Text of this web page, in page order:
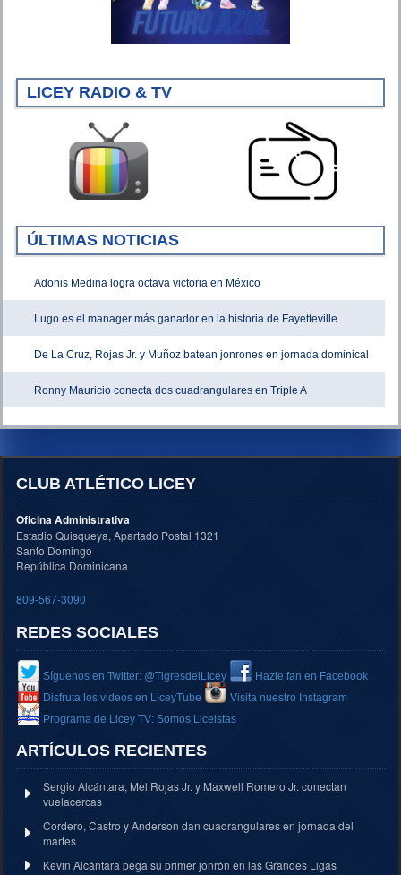
LICEY RADIO & TV
ÚLTIMAS NOTICIAS
Adonis Medina logra octava victoria en México
Lugo es el manager más ganador en la historia de Fayetteville
De La Cruz, Rojas Jr. y Muñoz batean jonrones en jornada dominical
Ronny Mauricio conecta dos cuadrangulares en Triple A
CLUB ATLÉTICO LICEY
Oficina Administrativa
Estadio Quisqueya, Apartado Postal 1321
Santo Domingo
República Dominicana
809-567-3090
REDES SOCIALES
Síguenos en Twitter: @TigresdelLicey
Hazte fan en Facebook
Disfruta los videos en LiceyTube
Visita nuestro Instagram
Programa de Licey TV: Somos Liceistas
ARTÍCULOS RECIENTES
Sergio Alcántara, Mel Rojas Jr. y Maxwell Romero Jr. conectan
vuelacercas
Cordero, Castro y Anderson dan cuadrangulares en jornada del
martes
Kevin Alcántara pega su primer jonrón en las Grandes Ligas